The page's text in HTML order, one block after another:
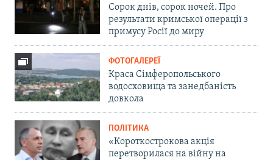
Сорок днів, сорок ночей. Про
результати кримської операції з
примусу Росії до миру
ФОТОГАЛЕРЕЇ
Краса Сімферопольського
водосховища та занедбаність
довкола
ПОЛІТИКА
«Короткострокова акція
перетворилася на війну на